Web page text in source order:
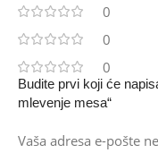
0
0
0
Budite prvi koji će
mlevenje mesa“
Vaša adresa e-pošte